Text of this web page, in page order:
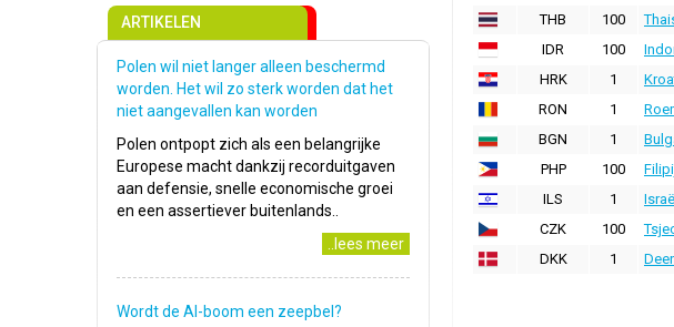
THB
100
IDR
100
HRK
1
RON
1
BGN
1
PHP
100
ILS
1
CZK
100
DKK
1
ARTIKELEN
Polen wil niet langer alleen beschermd
worden. Het wil zo sterk worden dat het
niet aangevallen kan worden
Polen ontpopt zich als een belangrijke
Europese macht dankzij recorduitgaven
aan defensie, snelle economische groei
en een assertiever buitenlands..
..lees meer
Wordt de AI-boom een zeepbel?